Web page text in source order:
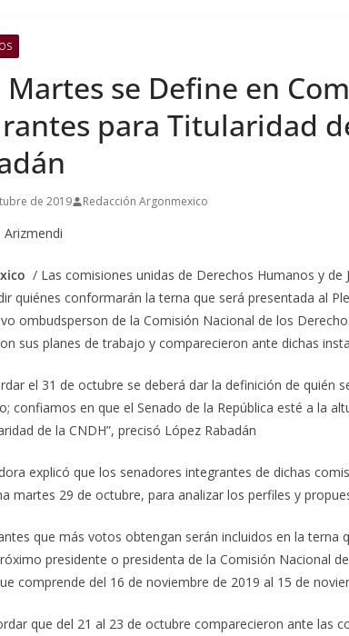
Martes se Define en
para Titularidad
de 2019 Redacción Argonmexico
Arizmendi
/ Las comisiones unidas de Derechos Humanos y
quiénes conformarán la terna que será presentada al
ombudsperson de la Comisión Nacional de los
sus planes de trabajo y comparecieron ante dichas
el 31 de octubre se deberá dar la definición de quién
confiamos en que el Senado de la República esté a la
de la CNDH”, precisó López Rabadán
explicó que los senadores integrantes de dichas
martes 29 de octubre, para analizar los perfiles y
que más votos obtengan serán incluidos en la terna
presidente o presidenta de la Comisión Nacional
comprende del 16 de noviembre de 2019 al 15 de
que del 21 al 23 de octubre comparecieron ante las